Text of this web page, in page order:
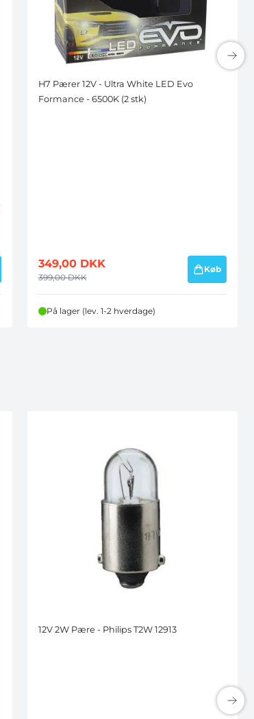
H7 Pærer 12V - Ultra White LED Evo
Formance - 6500K (2 stk)
349,00 DKK
399,00DKK
Køb
På lager (lev. 1-2 hverdage)
12V 2W Pære - Philips T2W 12913